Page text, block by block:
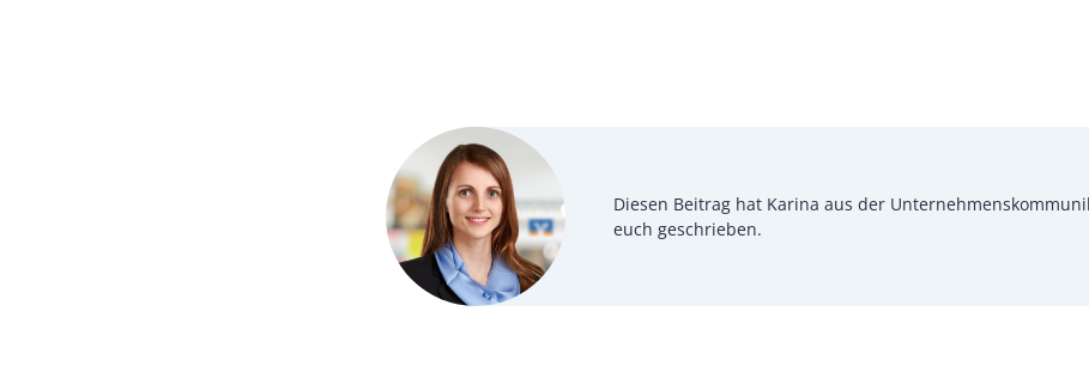
Diesen Beitrag hat Karina aus der
euch geschrieben.